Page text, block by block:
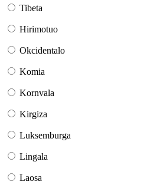
Tibeta
Hirimotuo
Okcidentalo
Komia
Kornvala
Kirgiza
Luksemburga
Lingala
Laosa